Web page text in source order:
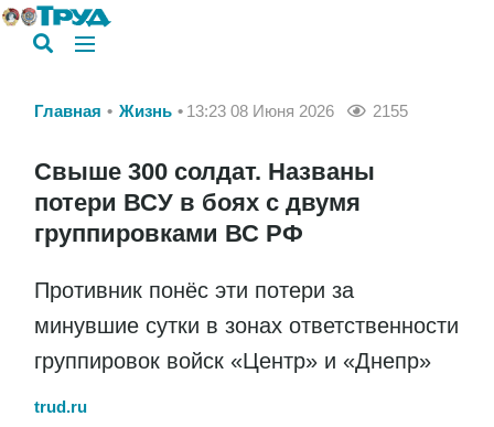
Главная Жизнь 13:23 08 Июня 2026 2155
Свыше 300 солдат. Названы
потери ВСУ в боях с двумя
группировками ВС РФ
Противник понёс эти потери за
минувшие сутки в зонах ответственности
группировок войск «Центр» и «Днепр»
trud.ru